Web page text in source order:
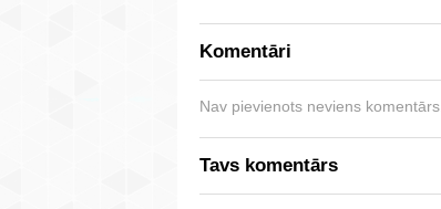
Komentāri
Nav pievienots neviens komentārs.
Tavs komentārs